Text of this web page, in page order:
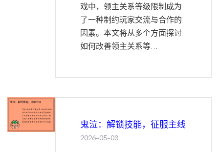
戏中，领主关系等级限制成为
了一种制约玩家交流与合作的
因素。本文将从多个方面探讨
如何改善领主关系等...
鬼泣：解锁技能，征服主线
2026-05-03